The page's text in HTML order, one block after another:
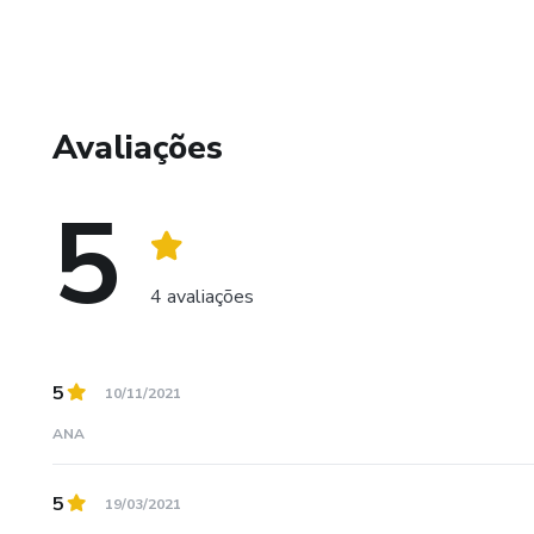
Avaliações
5 4 avaliações
5 10/11/2021
ANA
5 19/03/2021